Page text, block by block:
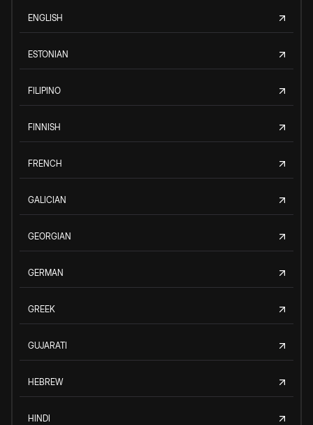
ENGLISH
ESTONIAN
FILIPINO
FINNISH
FRENCH
GALICIAN
GEORGIAN
GERMAN
GREEK
GUJARATI
HEBREW
HINDI